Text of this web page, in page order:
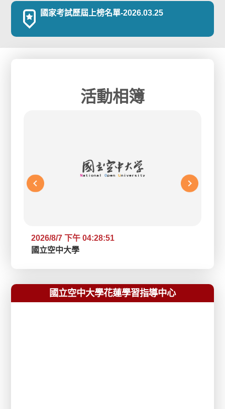
國家考試歷屆上榜名單-2026.03.25
活動相簿
2026/8/7 下午 04:28:51
國立空中大學
2026/8/7 下午 04:28:51
國立空中大學
2026/8/7 下午 04:28:51
國立空中大學
國立空中大學花蓮學習指導中心